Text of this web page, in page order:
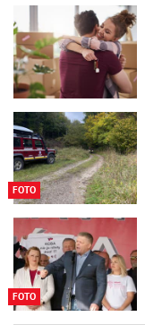
FOTO
FOTO